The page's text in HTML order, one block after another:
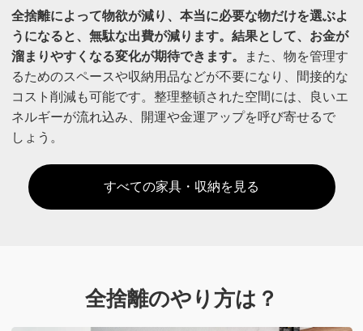
全捨離によって物欲が減り、本当に必要な物だけを選ぶよ
うになると、無駄な出費が減ります。結果として、お金が
溜まりやすくなる変化が期待できます。
また、物を管理す
るためのスペースや収納用品などが不要になり、間接的な
コスト削減も可能です。整理整頓された空間には、良いエ
ネルギーが流れ込み、開運や金運アップを呼び寄せるで
しょう。
すべての家具・収納を見る
全捨離のやり方は？